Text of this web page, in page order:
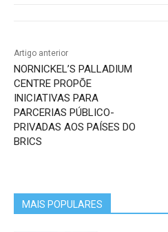
Artigo anterior
NORNICKEL’S PALLADIUM
CENTRE PROPÕE
INICIATIVAS PARA
PARCERIAS PÚBLICO-
PRIVADAS AOS PAÍSES DO
BRICS
MAIS POPULARES